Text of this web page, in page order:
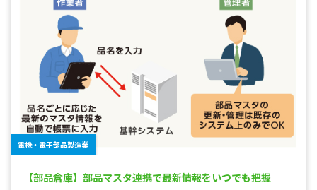
電機・電子部品製造業
【部品倉庫】部品マスタ連携で最新情報をいつでも把握